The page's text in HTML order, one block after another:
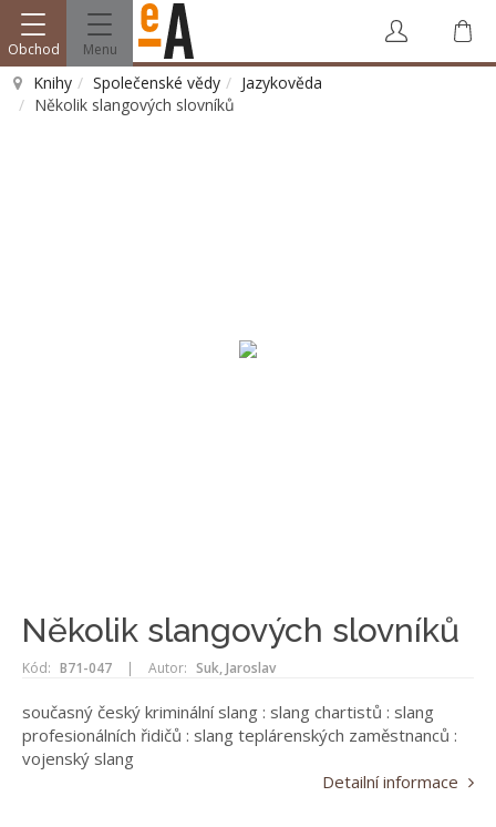
Obchod Menu
Knihy Společenské vědy
Jazykověda
Několik slangových slovníků
Několik slangových slovníků
Kód: B71-047 | Autor: Suk, Jaroslav
současný český kriminální slang : slang chartistů : slang
profesionálních řidičů : slang teplárenských zaměstnanců :
vojenský slang
Detailní informace